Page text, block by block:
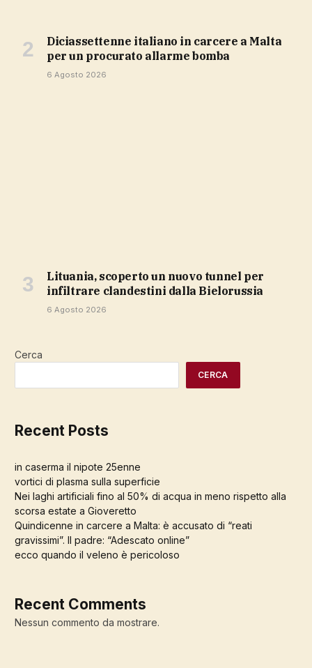
Diciassettenne italiano in carcere a Malta
per un procurato allarme bomba
6 Agosto 2026
Lituania, scoperto un nuovo tunnel per
infiltrare clandestini dalla Bielorussia
6 Agosto 2026
Cerca
CERCA
Recent Posts
in caserma il nipote 25enne
vortici di plasma sulla superficie
Nei laghi artificiali fino al 50% di acqua in meno rispetto alla
scorsa estate a Gioveretto
Quindicenne in carcere a Malta: è accusato di “reati
gravissimi”. Il padre: “Adescato online”
ecco quando il veleno è pericoloso
Recent Comments
Nessun commento da mostrare.